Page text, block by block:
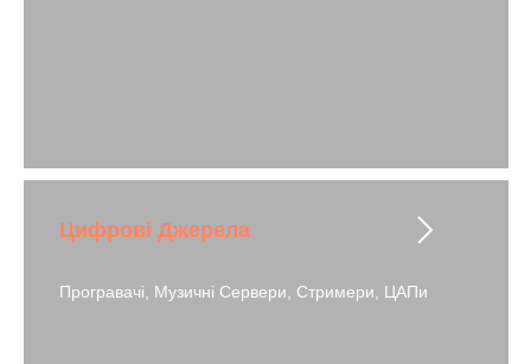
Цифрові Джерела
Програвачі, Музичні Сервери, Стримери, ЦАПи